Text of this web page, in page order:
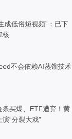
成低俗短视频”：已下
核
不会依赖AI蒸馏技术
条买爆、ETF遭弃！黄
“分裂大戏”